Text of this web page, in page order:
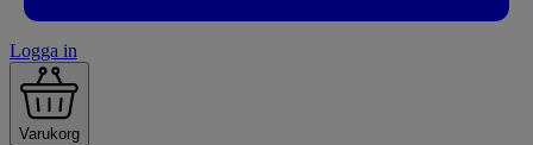
Logga in
Varukorg